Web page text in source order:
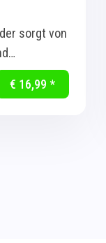
sorgt von
und Bad.
€ 16,99 *